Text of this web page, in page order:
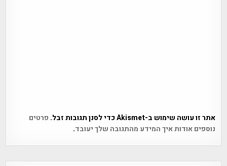
אתר זו עושה שימוש ב-Akismet כדי לסנן תגובות זבל.
פרטים
נוספים אודות איך המידע מהתגובה שלך יעובד.